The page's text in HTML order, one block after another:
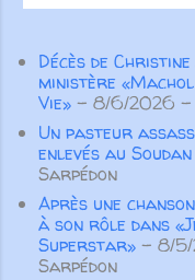
en
cet
que
Décès de
ministère
Vie» - 8/6/2026 -
Un pasteur
enlevés au Soudan
Sarpédon
Après une
à son rôle dans
Superstar» - 8/
Sarpédon